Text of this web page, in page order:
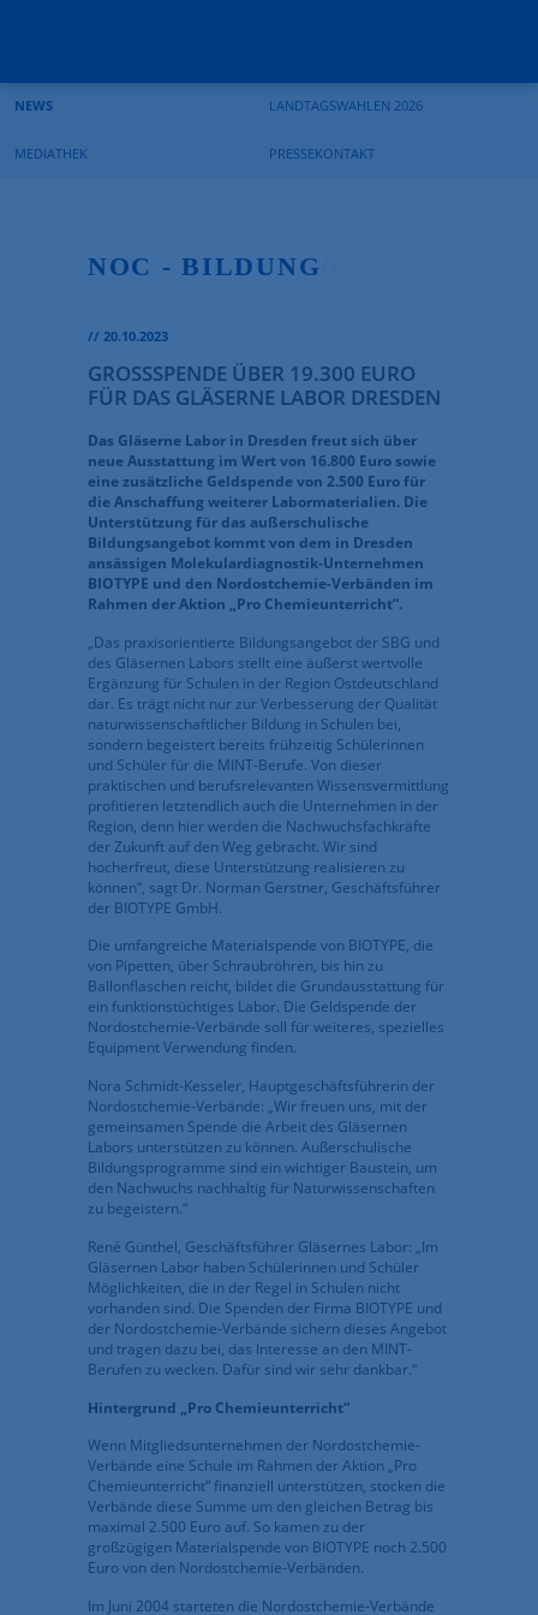
überspringen
Navigation
überspringen
NEWS LANDTAGSWAHLEN 2026
MEDIATHEK PRESSEKONTAKT
NOC - BILDUNG
// 20.10.2023
GROSSSPENDE ÜBER 19.300 EURO F
ÜR DAS GLÄSERNE LABOR DRESDEN
Das Gläserne Labor in Dresden freut sich über
neue Ausstattung im Wert von 16.800 Euro sowie
eine zusätzliche Geldspende von 2.500 Euro für
die Anschaffung weiterer Labormaterialien. Die
Unterstützung für das außerschulische
Bildungsangebot kommt von dem in Dresden
ansässigen Molekulardiagnostik-Unternehmen
BIOTYPE und den Nordostchemie-Verbänden im
Rahmen der Aktion „Pro Chemieunterricht“.
„Das praxisorientierte Bildungsangebot der SBG und
des Gläsernen Labors stellt eine äußerst wertvolle
Ergänzung für Schulen in der Region Ostdeutschland
dar. Es trägt nicht nur zur Verbesserung der Qualität
naturwissenschaftlicher Bildung in Schulen bei,
sondern begeistert bereits frühzeitig Schülerinnen
und Schüler für die MINT-Berufe. Von dieser
praktischen und berufsrelevanten Wissensvermittlung
profitieren letztendlich auch die Unternehmen in der
Region, denn hier werden die Nachwuchsfachkräfte
der Zukunft auf den Weg gebracht. Wir sind
hocherfreut, diese Unterstützung realisieren zu
können“, sagt Dr. Norman Gerstner, Geschäftsführer
der BIOTYPE GmbH.
Die umfangreiche Materialspende von BIOTYPE, die
von Pipetten, über Schraubröhren, bis hin zu
Ballonflaschen reicht, bildet die Grundausstattung für
ein funktionstüchtiges Labor. Die Geldspende der
Nordostchemie-Verbände soll für weiteres, spezielles
Equipment Verwendung finden.
Nora Schmidt-Kesseler, Hauptgeschäftsführerin der
Nordostchemie-Verbände: „Wir freuen uns, mit der
gemeinsamen Spende die Arbeit des Gläsernen
Labors unterstützen zu können. Außerschulische
Bildungsprogramme sind ein wichtiger Baustein, um
den Nachwuchs nachhaltig für Naturwissenschaften
zu begeistern.“
René Günthel, Geschäftsführer Gläsernes Labor: „Im
Gläsernen Labor haben Schülerinnen und Schüler
Möglichkeiten, die in der Regel in Schulen nicht
vorhanden sind. Die Spenden der Firma BIOTYPE und
der Nordostchemie-Verbände sichern dieses Angebot
und tragen dazu bei, das Interesse an den MINT-
Berufen zu wecken. Dafür sind wir sehr dankbar.“
Hintergrund „Pro Chemieunterricht“
Wenn Mitgliedsunternehmen der Nordostchemie-
Verbände eine Schule im Rahmen der Aktion „Pro
Chemieunterricht“ finanziell unterstützen, stocken die
Verbände diese Summe um den gleichen Betrag bis
maximal 2.500 Euro auf. So kamen zu der
großzügigen Materialspende von BIOTYPE noch 2.500
Euro von den Nordostchemie-Verbänden.
Im Juni 2004 starteten die Nordostchemie-Verbände